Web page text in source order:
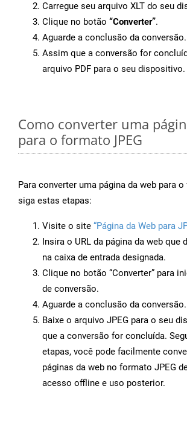
Carregue seu arquivo XLT do seu
Clique no botão “Converter”.
Aguarde a conclusão da conversão.
Assim que a conversão for
arquivo PDF para o seu dispositivo.
Como converter uma
para o formato JPEG
Para converter uma página da web para
siga estas etapas:
Visite o site “Página da Web para
Insira o URL da página da web que
na caixa de entrada designada.
Clique no botão “Converter” para
de conversão.
Aguarde a conclusão da conversão.
Baixe o arquivo JPEG para o seu
que a conversão for concluída.
etapas, você pode facilmente
páginas da web no formato JPEG
acesso offline e uso posterior.